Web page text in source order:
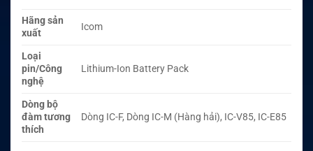
Hãng sản
xuất
Icom
Loại
pin/Công
nghệ
Lithium-Ion Battery Pack
Dòng bộ
đàm tương
thích
Dòng IC-F, Dòng IC-M (Hàng hải), IC-V85, IC-E85